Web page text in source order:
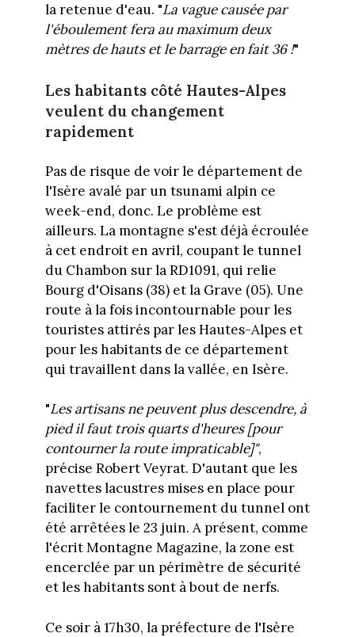
la retenue d'eau. "La vague causée par
l'éboulement fera au maximum deux
mètres de hauts et le barrage en fait 36 !"
Les habitants côté Hautes-Alpes
veulent du changement
rapidement
Pas de risque de voir le département de
l'Isère avalé par un tsunami alpin ce
week-end, donc. Le problème est
ailleurs. La montagne s'est déjà écroulée
à cet endroit en avril, coupant le tunnel
du Chambon sur la RD1091, qui relie
Bourg d'Oisans (38) et la Grave (05). Une
route à la fois incontournable pour les
touristes attirés par les Hautes-Alpes et
pour les habitants de ce département
qui travaillent dans la vallée, en Isère.
"Les artisans ne peuvent plus descendre, à
pied il faut trois quarts d'heures[pour
contourner la route impraticable]",
précise Robert Veyrat. D'autant que les
navettes lacustres mises en place pour
faciliter le contournement du tunnel ont
été arrêtées le 23 juin. A présent, comme
l'écrit Montagne Magazine, la zone est
encerclée par un périmètre de sécurité
et les habitants sont à bout de nerfs.
Ce soir à 17h30, la préfecture de l'Isère